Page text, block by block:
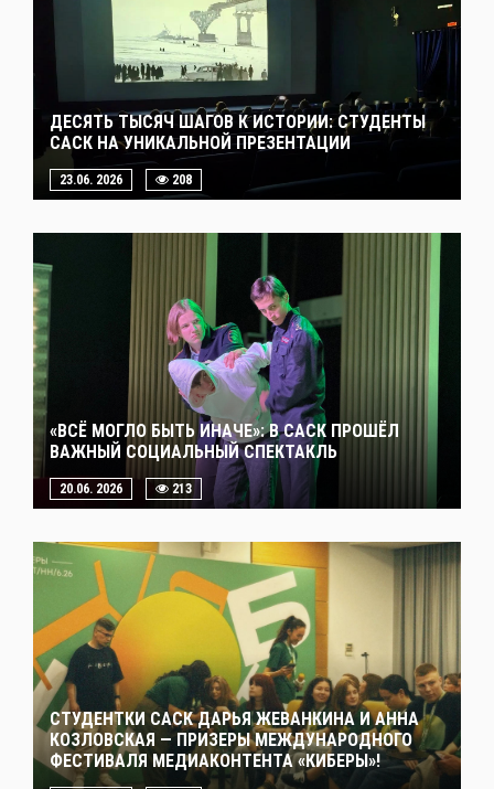
ДЕСЯТЬ ТЫСЯЧ ШАГОВ К ИСТОРИИ: СТУДЕНТЫ
САСК НА УНИКАЛЬНОЙ ПРЕЗЕНТАЦИИ
23.06. 2026 208
«ВСЁ МОГЛО БЫТЬ ИНАЧЕ»: В САСК ПРОШЁЛ
ВАЖНЫЙ СОЦИАЛЬНЫЙ СПЕКТАКЛЬ
20.06. 2026 213
СТУДЕНТКИ САСК ДАРЬЯ ЖЕВАНКИНА И АННА
КОЗЛОВСКАЯ — ПРИЗЕРЫ МЕЖДУНАРОДНОГО
ФЕСТИВАЛЯ МЕДИАКОНТЕНТА «КИБЕРЫ»!